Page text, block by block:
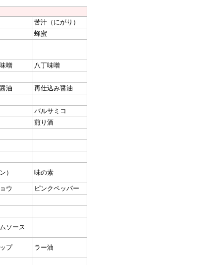
苦汁（にがり）
蜂蜜
噌 八丁味噌
油 再仕込み醤油
バルサミコ
煎り酒
） 味の素
ウ ピンクペッパー
ソース
プ ラー油